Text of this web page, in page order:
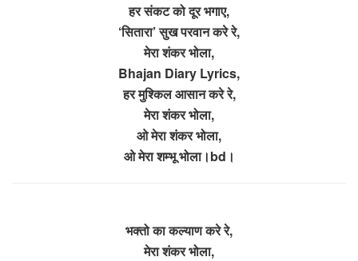
हर संकट को दूर भगाए,
‘सितारा’ सुख परवान करे रे,
मेरा शंकर भोला,
Bhajan Diary Lyrics,
हर मुश्किल आसान करे रे,
मेरा शंकर भोला,
ओ मेरा शंकर भोला,
ओ मेरा शम्भू भोला।bd।
भक्तो का कल्याण करे रे,
मेरा शंकर भोला,